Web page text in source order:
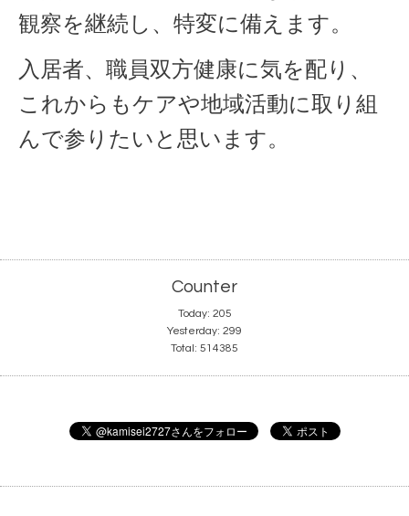
観察を継続し、特変に備えます。
入居者、職員双方健康に気を配り、
これからもケアや地域活動に取り組
んで参りたいと思います。
Counter
Today: 205
Yesterday: 299
Total: 514385